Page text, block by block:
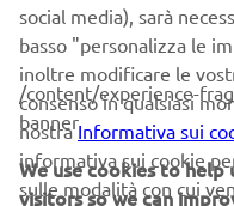
NEWSLETTER
Conoscerai in anteprima le
nuove uscite e molto altro
social media), sarà
basso "personalizza le
inoltre modificare le
consenso in qualsiasi
nostraInformativa sui
informativa sui cookie
sulle modalità con cui
/content/experience-
banner
We use cookies to help
visitors so we can